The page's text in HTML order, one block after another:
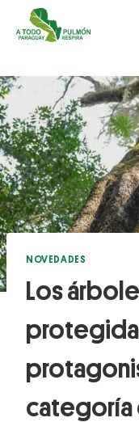
NOVEDADES
Los
categoría